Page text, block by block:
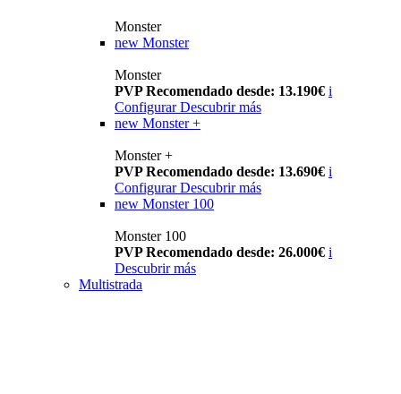
Monster
new Monster
Monster
PVP Recomendado desde: 13.190€ i
Configurar Descubrir más
new Monster +
Monster +
PVP Recomendado desde: 13.690€ i
Configurar Descubrir más
new Monster 100
Monster 100
PVP Recomendado desde: 26.000€ i
Descubrir más
Multistrada